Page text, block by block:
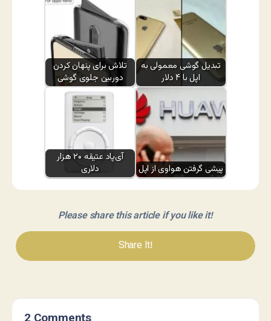
تلاش برای پنهان کردن
دوربین جلوی گوشی
تبدیل گوشی معمولی به
اپل با ۴ دلار
آی‌پاد عتیقه ۲۰ هزار
دلاری
پیشی گرفتن هواوی از اپل
Please share this article if you like it!
Share It!